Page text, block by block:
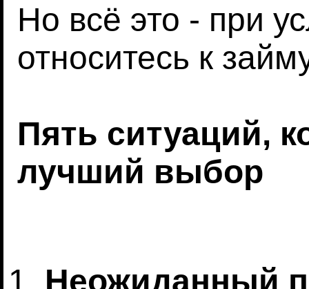
Но всё это - при
относитесь к
Пять ситуаций,
лучший выбор
Неожиданный